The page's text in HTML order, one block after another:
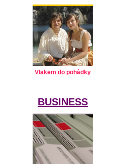
Vlakem do pohádky
BUSINESS